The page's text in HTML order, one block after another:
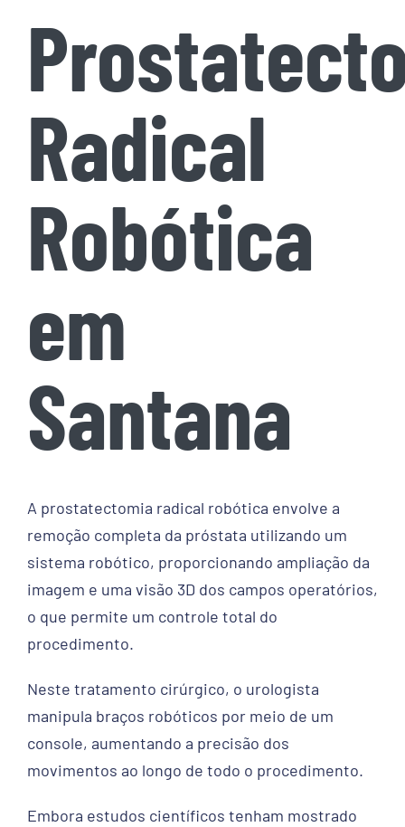
Radical
Robótica
em
Santana
A prostatectomia radical robótica envolve a
remoção completa da próstata utilizando um
sistema robótico, proporcionando ampliação da
imagem e uma visão 3D dos campos operatórios,
o que permite um controle total do
procedimento.
Neste tratamento cirúrgico, o urologista
manipula braços robóticos por meio de um
console, aumentando a precisão dos
movimentos ao longo de todo o procedimento.
Embora estudos científicos tenham mostrado